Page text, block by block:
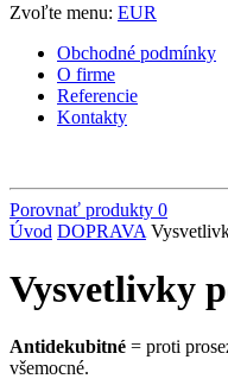
Zvoľte menu: EUR
Obchodné podmínky
O firme
Referencie
Kontakty
Porovnať produkty 0
Úvod DOPRAVA
Vysvetlivky
Antidekubitné = proti
všemocné.